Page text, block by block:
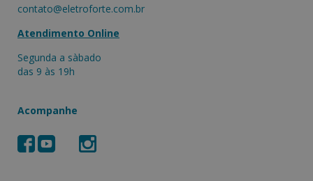
contato@eletroforte.com.br
Atendimento Online
Segunda a sàbado
das 9 às 19h
Acompanhe